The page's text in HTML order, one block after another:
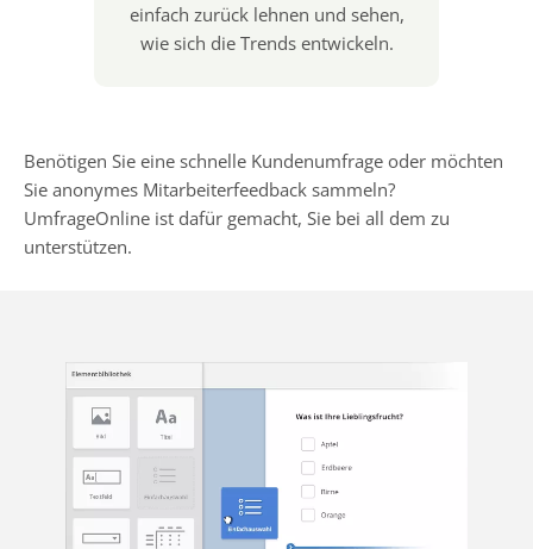
einfach zurück lehnen und sehen,
wie sich die Trends entwickeln.
Benötigen Sie eine schnelle Kundenumfrage oder möchten
Sie anonymes Mitarbeiterfeedback sammeln?
UmfrageOnline ist dafür gemacht, Sie bei all dem zu
unterstützen.